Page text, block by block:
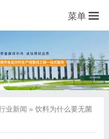
菜单
业新闻 » 饮料为什么要无菌